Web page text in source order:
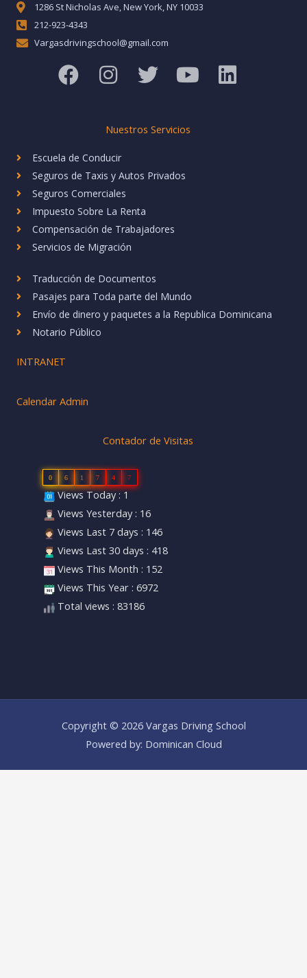
1286 St Nicholas Ave, New York, NY 10033
212-923-4343
Vargasdrivingschool@gmail.com
F
a
b
o
o
k
I
t
a
g
r
a
m
T
t
e
Y
t
L
Nuestros Servicios
Escuela de Conducir
Seguros de Taxis y Autos Privados
Seguros Comerciales
Impuesto Sobre La Renta
Compensación de Trabajadores
Servicios de Migración
Traducción de Documentos
Pasajes para Toda parte del Mundo
Envío de dinero y paquetes a la Republica Dominicana
Notario Público
INTRANET
Calendar Admin
Contador de Visitas
0 6 1 7 4 7
Views Today : 1
Views Yesterday : 16
Views Last 7 days : 146
Views Last 30 days : 418
Views This Month : 152
Views This Year : 6972
Total views : 83186
Copyright © 2026 Vargas Driving School
Powered by: Dominican Cloud